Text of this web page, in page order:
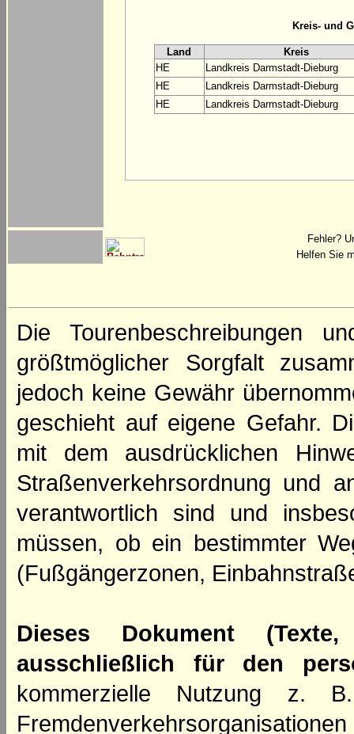
Kreis- und
Land
Kreis
HE
Landkreis Darmstadt-Dieburg
HE
Landkreis Darmstadt-Dieburg
HE
Landkreis Darmstadt-Dieburg
Fehler?
Helfen Sie
Die Tourenbeschreibungen
größtmöglicher Sorgfalt
jedoch keine Gewähr
geschieht auf eigene Gefahr.
mit dem ausdrücklichen
Straßenverkehrsordnung und
verantwortlich sind und
müssen, ob ein bestimmter
(Fußgängerzonen,
Dieses Dokument
ausschließlich für den
kommerzielle Nutzung z.